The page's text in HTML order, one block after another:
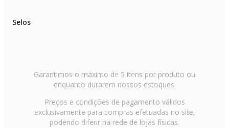
Selos
Garantimos o máximo de 5 itens por produto ou
enquanto durarem nossos estoques.
Preços e condições de pagamento válidos
exclusivamente para compras efetuadas no site,
podendo diferir na rede de lojas físicas.